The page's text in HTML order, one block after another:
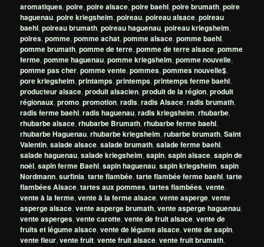
aromatiques,poire,poire alsace,poire baehl,poire brumath,poire
haguenau,poire kriegsheim,poireau,poireau alsace,poireau
baehl,poireau brumath,poireau haguenau,poireau kriegsheim,
poires,pomme,pomme achat,pomme alsace,pomme baehl,
pomme brumath,pomme de terre,pomme de terre alsace,pomme
ferme,pomme haguenau,pomme kriegsheim,pomme nouvelle,
pomme pas cher,pomme vente,pommes,pommes nouvelle$,
pore kriegsheim,printamps,printemps,printemps ferme baehl,
producteur alsace,produit alsacien,produit de la région,produit
régionaux,promo,promotion,radis,radis Alsace,radis brumath,
radis ferme baehl,radis haguenau,radis kriegsheim,rhubarbe,
rhubarbe alsace,rhubarbe Brumath,rhubarbe ferme baehl,
rhubarbe Haguenau,rhubarbe kriegsheim,rubarbe brumath,Saint
Valentin,salade alsace,salade brumath,salade ferme baehl,
salade haguenau,salade kriegsheim,sapin,sapin alsace,sapin de
noêl,sapin ferme Baehl,sapin haguenau,sapin kriegsheim,sapin
Nordmann,surfinia,tarte flambée,tarte flambée ferme baehl,tarte
flambées Alsace,tartes aux pommes,tartes flambées,vente,
vente à la ferme,vente à la ferme alsace,vente asperge,vente
asperge alsace,vente asperge brumath,vente asperge haguenau,
vente asperges,vente carotte,vente de fruit alsace,vente de
fruits et légume alsace,vente de légume alsace,vente de sapin,
vente fleur,vente fruit,vente fruit alsace,vente fruit brumath,